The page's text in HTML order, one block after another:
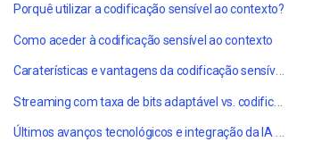
Porquê utilizar a codificação sensível ao contexto?
Como aceder à codificação sensível ao contexto
Caraterísticas e vantagens da codificação sensível ao contexto
Streaming com taxa de bits adaptável vs. codificação sensível ao contexto
Últimos avanços tecnológicos e integração da IA (2025)